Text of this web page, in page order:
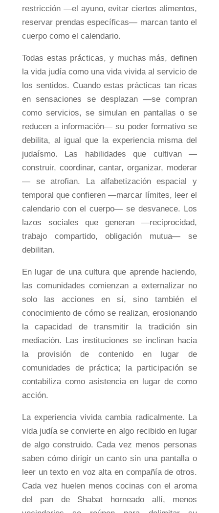
restricción —el ayuno, evitar ciertos alimentos,
reservar prendas específicas— marcan tanto el
cuerpo como el calendario.
Todas estas prácticas, y muchas más, definen
la vida judía como una vida vivida al servicio de
los sentidos. Cuando estas prácticas tan ricas
en sensaciones se desplazan —se compran
como servicios, se simulan en pantallas o se
reducen a información— su poder formativo se
debilita, al igual que la experiencia misma del
judaísmo. Las habilidades que cultivan —
construir, coordinar, cantar, organizar, moderar
— se atrofian. La alfabetización espacial y
temporal que confieren —marcar límites, leer el
calendario con el cuerpo— se desvanece. Los
lazos sociales que generan —reciprocidad,
trabajo compartido, obligación mutua— se
debilitan.
En lugar de una cultura que aprende haciendo,
las comunidades comienzan a externalizar no
solo las acciones en sí, sino también el
conocimiento de cómo se realizan, erosionando
la capacidad de transmitir la tradición sin
mediación. Las instituciones se inclinan hacia
la provisión de contenido en lugar de
comunidades de práctica; la participación se
contabiliza como asistencia en lugar de como
acción.
La experiencia vivida cambia radicalmente. La
vida judía se convierte en algo recibido en lugar
de algo construido. Cada vez menos personas
saben cómo dirigir un canto sin una pantalla o
leer un texto en voz alta en compañía de otros.
Cada vez huelen menos cocinas con el aroma
del pan de Shabat horneado allí, menos